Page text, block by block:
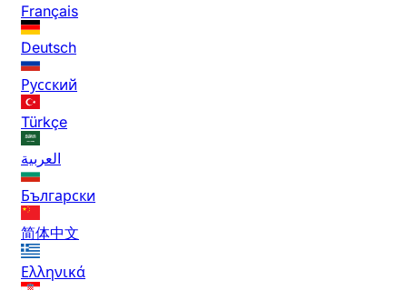
Français
Deutsch
Русский
Türkçe
العربية
Български
简体中文
Ελληνικά